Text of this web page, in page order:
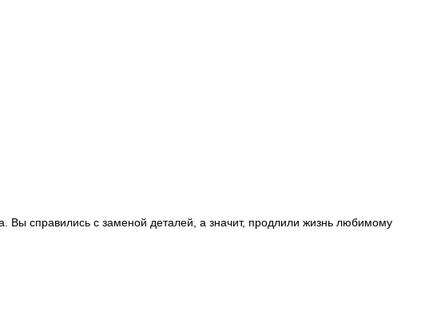
Вы справились с заменой деталей, а значит, продлили жизнь любимому